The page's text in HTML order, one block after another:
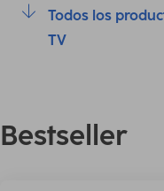
Todos los
TV
Bestseller